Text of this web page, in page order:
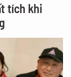
tích khi